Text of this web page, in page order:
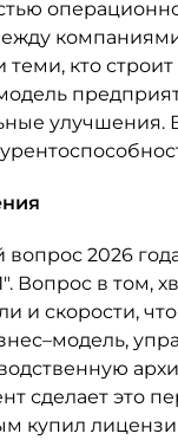
кто
улучшения.
вопрос 2026
Вопрос в том,
и скорости,
сделает это
купил